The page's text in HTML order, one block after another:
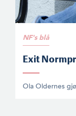
NF's blå
Exit
Ola Oldernes